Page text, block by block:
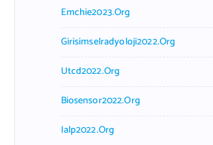
Emchie2023.org
Girisimselradyoloji2022.org
Utcd2022.org
Biosensor2022.org
Ialp2022.org